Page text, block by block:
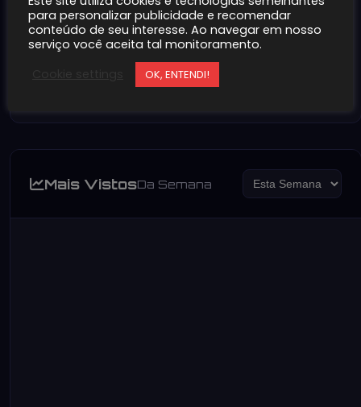
EarthBound pt-br
Mais VistosDa Semana
para personalizar publicidade e recomendar
conteúdo de seu interesse. Ao navegar em nosso
serviço você aceita tal monitoramento.
OK, ENTENDI!